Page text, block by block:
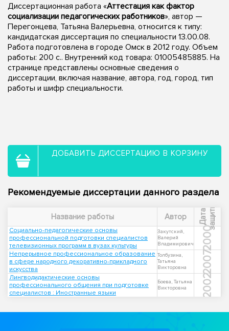
Диссертационная работа «Аттестация как фактор
социализации педагогических работников», автор —
Перегонцева, Татьяна Валерьевна, относится к типу:
кандидатская диссертация по специальности 13.00.08.
Работа подготовлена в городе Омск в 2012 году. Объем
работы: 200 с.. Внутренний код товара: 01005485885. На
странице представлены основные сведения о
диссертации, включая название, автора, год, город, тип
работы и шифр специальности.
ДОБАВИТЬ ДИССЕРТАЦИЮ В КОРЗИНУ
Рекомендуемые диссертации данного раздела
Название работы Автор Д
а
т
а
з
а
щ
и
т ы
Социально-педагогические основы
профессиональной подготовки специалистов
телевизионных программ в вузах культуры
Закутский,
Валерий
Владимирович
2000
Непрерывное профессиональное образование
в сфере народного декоративно-прикладного
искусства
Толбузина,
Татьяна
Викторовна
2007
Лингводидактические основы
профессионального общения при подготовке
специалистов : Иностранные языки
Боева, Татьяна
Викторовна
2002